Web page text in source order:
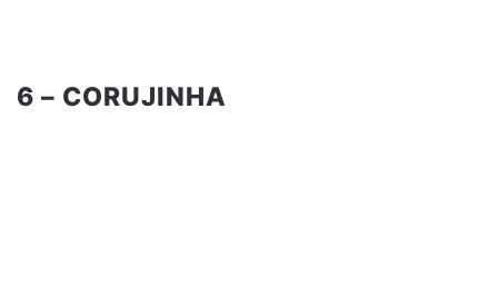
6 – CORUJINHA